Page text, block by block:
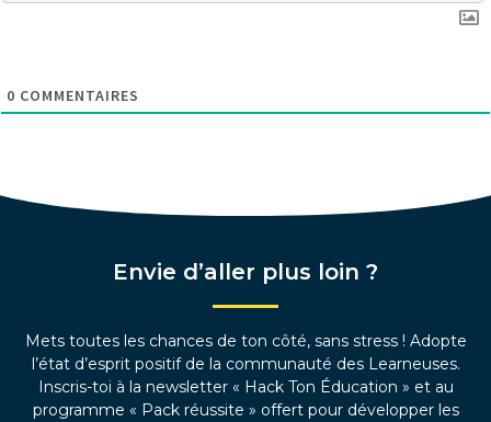
0 COMMENTAIRES
Envie d’aller plus loin ?
Mets toutes les chances de ton côté, sans stress ! Adopte
l’état d’esprit positif de la communauté des Learneuses.
Inscris-toi à la newsletter « Hack Ton Éducation » et au
programme « Pack réussite » offert pour développer les